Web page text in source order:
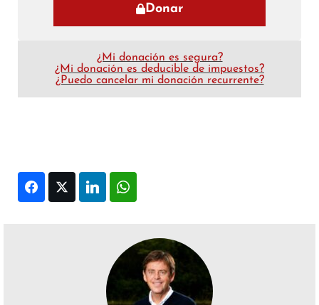
Donar
¿Mi donación es segura?
¿Mi donación es deducible de impuestos?
¿Puedo cancelar mi donación recurrente?
FacebookTwitter LinkedIn